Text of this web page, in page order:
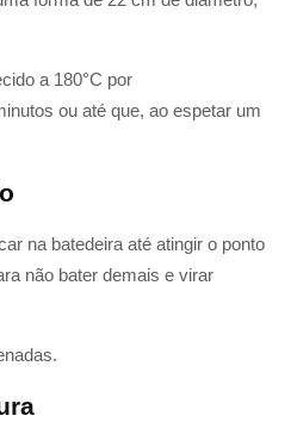
a 180°C por
ou até que, ao espetar um
na batedeira até atingir o ponto
não bater demais e virar